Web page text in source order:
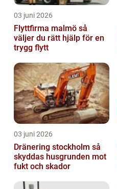
03 juni 2026
Flyttfirma malmö så
väljer du rätt hjälp för en
trygg flytt
03 juni 2026
Dränering stockholm så
skyddas husgrunden mot
fukt och skador